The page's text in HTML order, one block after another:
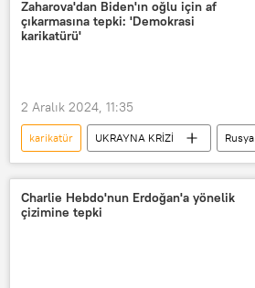
Hz. Muhammed'e hakaret
Zaharova'dan Biden'ın oğlu için af
çıkarmasına tepki: 'Demokrasi
karikatürü'
2 Aralık 2024, 11:35
karikatür UKRAYNA KRİZİ
Rusya
ABD
Joe Biden
Hunter Biden
Jake Sullivan
Mariya Zaharova
Charlie Hebdo'nun Erdoğan'a yönelik
çizimine tepki